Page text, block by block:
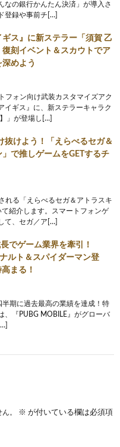
なの銀行かんたん決済」が導入さ
登録や事前チ[…]
ギス』に新ステラー「須賀 乙
刻イベント＆スカウトでア
めよう
フォン向け武装カスタマイズアク
イギス』に、新ステラーキャラク
」が登場し[…]
抜けよう！「えらべるセガ＆
で推しゲームをGETするチ
れる「えらべるセガ＆アトラスキ
紹介します。スマートフォンゲ
て、セガ／ア[…]
でゲーム業界を牽引！
ルト＆スパイダーマン登
まる！
期に過去最高の業績を達成！特
、『PUBG MOBILE』がグローバ
。 ※ が付いている欄は必須項